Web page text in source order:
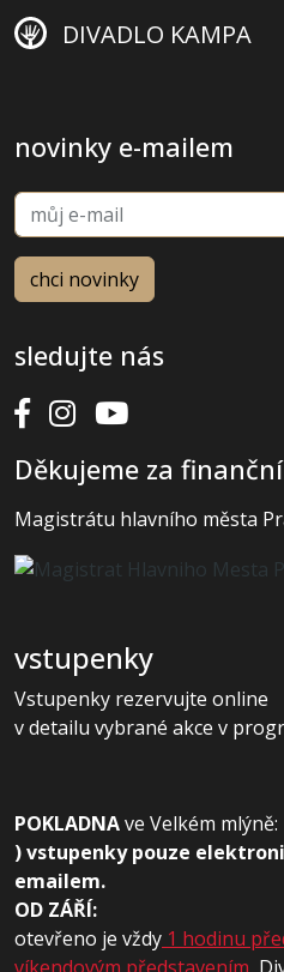
DIVADLO KAMPA
novinky e-mailem
sledujte nás
Děkujeme za
Magistrátu hlavního města
vstupenky
Vstupenky rezervujte online
v detailu vybrané akce v
POKLADNAve Velkém mlýně:
) vstupenky pouze
emailem.
OD ZÁŘÍ:
otevřeno je vždy 1 hodinu